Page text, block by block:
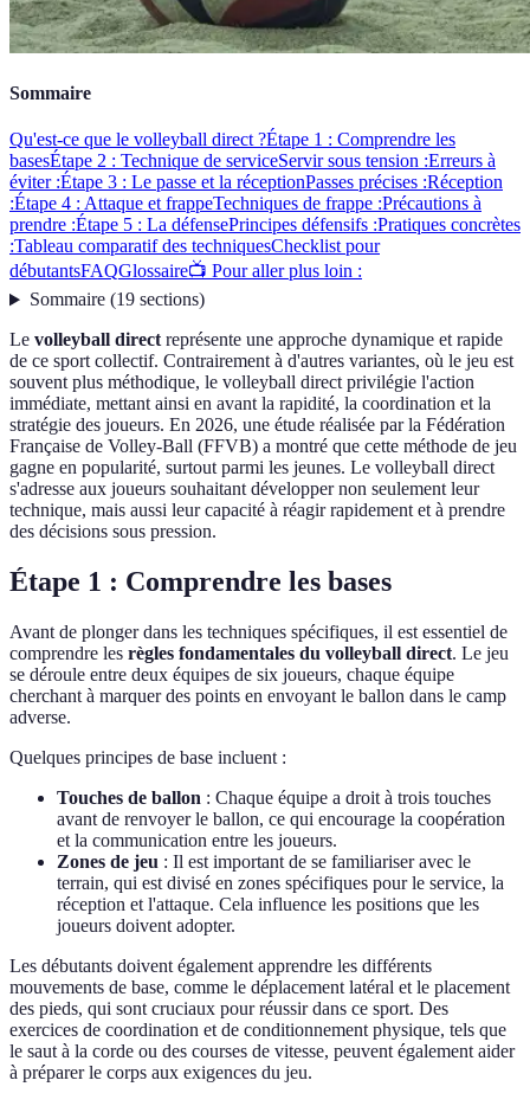
Sommaire
Qu'est-ce que le volleyball direct ?Étape 1 : Comprendre les
basesÉtape 2 : Technique de serviceServir sous tension :Erreurs à
éviter :Étape 3 : Le passe et la réceptionPasses précises :Réception
:Étape 4 : Attaque et frappeTechniques de frappe :Précautions à
prendre :Étape 5 : La défensePrincipes défensifs :Pratiques concrètes
:Tableau comparatif des techniquesChecklist pour
débutantsFAQGlossaire📺 Pour aller plus loin :
Sommaire(19 sections)
Le volleyball directreprésente une approche dynamique et rapide
de ce sport collectif. Contrairement à d'autres variantes, où le jeu est
souvent plus méthodique, le volleyball direct privilégie l'action
immédiate, mettant ainsi en avant la rapidité, la coordination et la
stratégie des joueurs. En 2026, une étude réalisée par la Fédération
Française de Volley-Ball (FFVB) a montré que cette méthode de jeu
gagne en popularité, surtout parmi les jeunes. Le volleyball direct
s'adresse aux joueurs souhaitant développer non seulement leur
technique, mais aussi leur capacité à réagir rapidement et à prendre
des décisions sous pression.
Étape 1 : Comprendre les bases
Avant de plonger dans les techniques spécifiques, il est essentiel de
comprendre les règles fondamentales du volleyball direct. Le jeu
se déroule entre deux équipes de six joueurs, chaque équipe
cherchant à marquer des points en envoyant le ballon dans le camp
adverse.
Quelques principes de base incluent :
Touches de ballon : Chaque équipe a droit à trois touches
avant de renvoyer le ballon, ce qui encourage la coopération
et la communication entre les joueurs.
Zones de jeu : Il est important de se familiariser avec le
terrain, qui est divisé en zones spécifiques pour le service, la
réception et l'attaque. Cela influence les positions que les
joueurs doivent adopter.
Les débutants doivent également apprendre les différents
mouvements de base, comme le déplacement latéral et le placement
des pieds, qui sont cruciaux pour réussir dans ce sport. Des
exercices de coordination et de conditionnement physique, tels que
le saut à la corde ou des courses de vitesse, peuvent également aider
à préparer le corps aux exigences du jeu.